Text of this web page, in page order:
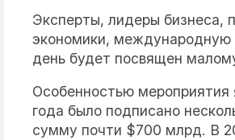
Эксперты, лидеры бизнеса,
экономики, международную
день будет посвящен
Особенностью мероприятия
года было подписано
сумму почти $700 млрд. В